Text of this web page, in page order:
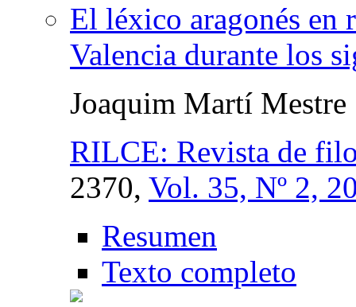
El léxico aragonés en
Valencia durante los
Joaquim Martí Mestre
RILCE: Revista de
2370, Vol. 35, Nº 2,
Resumen
Texto completo